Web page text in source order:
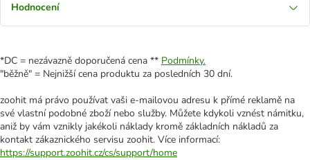
Hodnocení
*DC = nezávazně doporučená cena ** Podmínky.
"běžně" = Nejnižší cena produktu za posledních 30 dní.
zoohit má právo používat vaši e-mailovou adresu k přímé reklamě na
své vlastní podobné zboží nebo služby. Můžete kdykoli vznést námitku,
aniž by vám vznikly jakékoli náklady kromě základních nákladů za
kontakt zákaznického servisu zoohit. Více informací:
https://support.zoohit.cz/cs/support/home